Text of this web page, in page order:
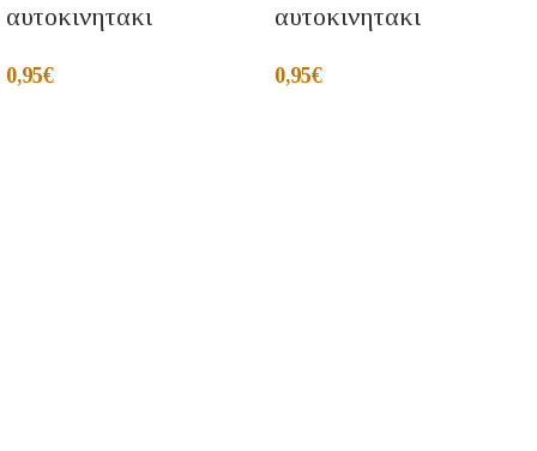
αυτοκινητακι
0,95€
αυτοκινητακι
0,95€